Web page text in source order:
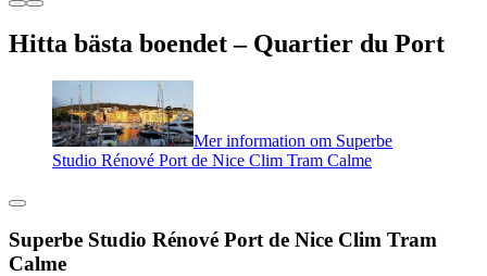
Hitta bästa boendet – Quartier du Port
Mer information om Superbe
Studio Rénové Port de Nice Clim Tram Calme
Superbe Studio Rénové Port de Nice Clim Tram
Calme